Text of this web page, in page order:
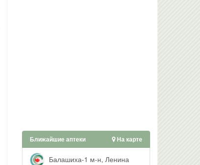
Ближайшие аптеки На карте
Балашиха-1 м-н, Ленина